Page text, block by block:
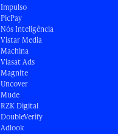
Impulso
PicPay
Nós Inteligência
Vistar Media
Machina
Viasat Ads
Magnite
Uncover
Mude
RZK Digital
DoubleVerify
Adlook